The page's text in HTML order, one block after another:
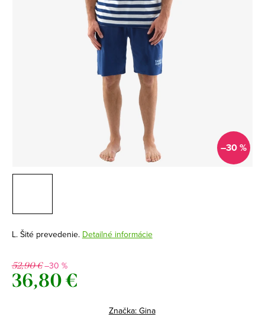
–30 %
L. Šité prevedenie. Detailné informácie
52,90 €–30 %
36,80 €
Značka: Gina